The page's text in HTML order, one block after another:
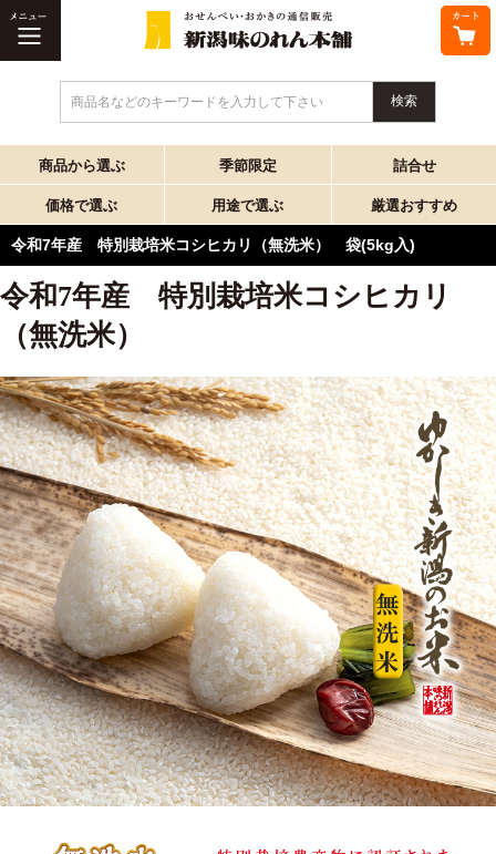
商品名などのキーワードを入力して下さい
商品から選ぶ 季節限定 詰合せ
価格で選ぶ 用途で選ぶ 厳選おすすめ
令和7年産 特別栽培米コシヒカリ（無洗米） 袋(5kg入)
令和7年産 特別栽培米コシヒカリ
（無洗米）